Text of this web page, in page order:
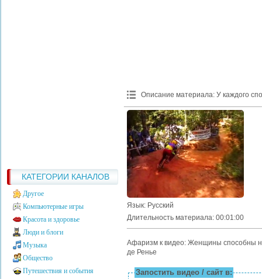
КАТЕГОРИИ КАНАЛОВ
Другое
Компьютерные игры
Красота и здоровье
Люди и блоги
Музыка
Общество
Путешествия и события
Описание материала: У каждого
Язык: Русский
Длительность материала: 00:01:00
Афаризм к видео: Женщины способны
де Ренье
Запостить видео / сайт в: